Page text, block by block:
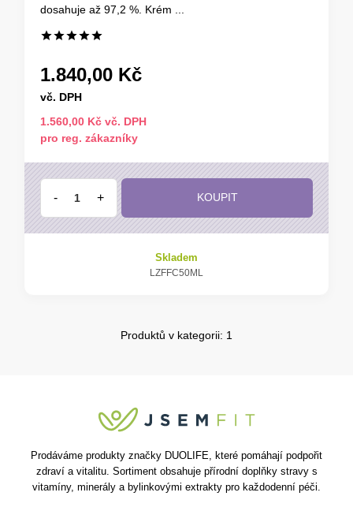
dosahuje až 97,2 %. Krém ...
1.840,00 Kč
vč. DPH
1.560,00 Kč vč. DPH
pro reg. zákazníky
- + KOUPIT
Skladem
LZFFC50ML
Produktů v kategorii: 1
Prodáváme produkty značky DUOLIFE, které pomáhají podpořit
zdraví a vitalitu. Sortiment obsahuje přírodní doplňky stravy s
vitamíny, minerály a bylinkovými extrakty pro každodenní péči.